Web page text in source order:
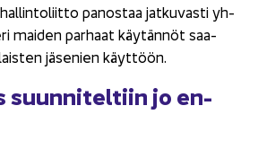
pa­nos­taa jat­ku­vas­ti yh­
mai­den par­haat käy­tän­nöt saa­
jä­se­nien käyt­töön.
suun­ni­tel­tiin jo en­